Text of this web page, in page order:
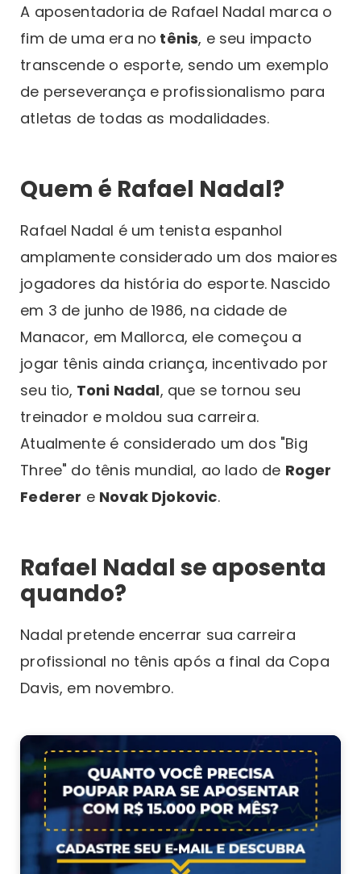
A aposentadoria de Rafael Nadal marca o
fim de uma era no tênis, e seu impacto
transcende o esporte, sendo um exemplo
de perseverança e profissionalismo para
atletas de todas as modalidades.
Quem é Rafael Nadal?
Rafael Nadal é um tenista espanhol
amplamente considerado um dos maiores
jogadores da história do esporte. Nascido
em 3 de junho de 1986, na cidade de
Manacor, em Mallorca, ele começou a
jogar tênis ainda criança, incentivado por
seu tio, Toni Nadal, que se tornou seu
treinador e moldou sua carreira.
Atualmente é considerado um dos "Big
Three" do tênis mundial, ao lado de Roger
Federer e Novak Djokovic.
Rafael Nadal se aposenta
quando?
Nadal pretende encerrar sua carreira
profissional no tênis após a final da Copa
Davis, em novembro.